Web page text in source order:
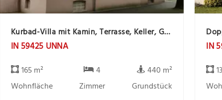
Kurbad-Villa mit Kamin, Terrasse, Keller, Garten, Garage und Gartenhaus
IN 59425 UNNA
165 m²
Wohnfläche
4
Zimmer
440 m²
Grundstück
IN